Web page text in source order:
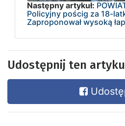
Następny artykuł:
Policyjny pościg za 18-
Zaproponował wysoką
Udostępnij ten